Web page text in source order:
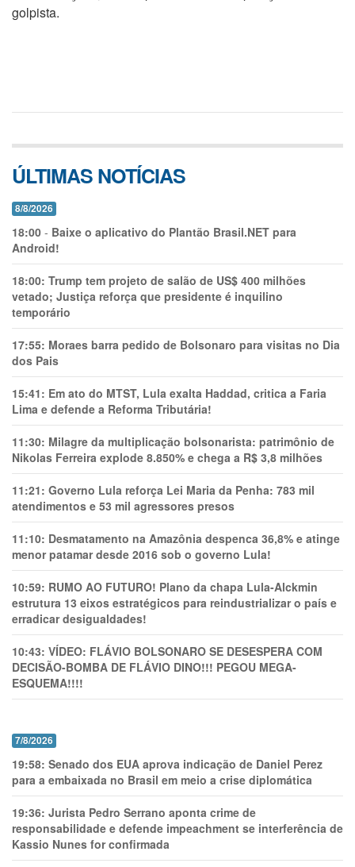
golpista.
ÚLTIMAS NOTÍCIAS
8/8/2026
18:00 - Baixe o aplicativo do Plantão Brasil.NET para
Android!
18:00: Trump tem projeto de salão de US$ 400 milhões
vetado; Justiça reforça que presidente é inquilino
temporário
17:55: Moraes barra pedido de Bolsonaro para visitas no Dia
dos Pais
15:41: Em ato do MTST, Lula exalta Haddad, critica a Faria
Lima e defende a Reforma Tributária!
11:30: Milagre da multiplicação bolsonarista: patrimônio de
Nikolas Ferreira explode 8.850% e chega a R$ 3,8 milhões
11:21: Governo Lula reforça Lei Maria da Penha: 783 mil
atendimentos e 53 mil agressores presos
11:10: Desmatamento na Amazônia despenca 36,8% e atinge
menor patamar desde 2016 sob o governo Lula!
10:59: RUMO AO FUTURO! Plano da chapa Lula-Alckmin
estrutura 13 eixos estratégicos para reindustrializar o país e
erradicar desigualdades!
10:43: VÍDEO: FLÁVIO BOLSONARO SE DESESPERA COM
DECISÃO-BOMBA DE FLÁVIO DINO!!! PEGOU MEGA-
ESQUEMA!!!!
7/8/2026
19:58: Senado dos EUA aprova indicação de Daniel Perez
para a embaixada no Brasil em meio a crise diplomática
19:36: Jurista Pedro Serrano aponta crime de
responsabilidade e defende impeachment se interferência de
Kassio Nunes for confirmada